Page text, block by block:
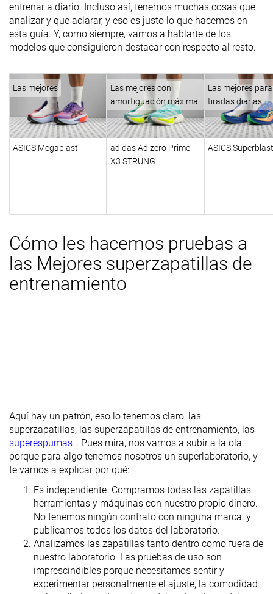
entrenar a diario. Incluso así, tenemos muchas cosas que
analizar y que aclarar, y eso es justo lo que hacemos en
esta guía. Y, como siempre, vamos a hablarte de los
modelos que consiguieron destacar con respecto al resto.
Las mejores
ASICS Megablast
Las mejores con
amortiguación máxima
adidas Adizero Prime
X3 STRUNG
Las mejores para
tiradas diarias
ASICS
Cómo les hacemos pruebas a
las Mejores superzapatillas de
entrenamiento
Aquí hay un patrón, eso lo tenemos claro: las
superzapatillas, las superzapatillas de entrenamiento, las
superespumas… Pues mira, nos vamos a subir a la ola,
porque para algo tenemos nosotros un superlaboratorio, y
te vamos a explicar por qué:
Es independiente. Compramos todas las zapatillas,
herramientas y máquinas con nuestro propio dinero.
No tenemos ningún contrato con ninguna marca, y
publicamos todos los datos del laboratorio.
Analizamos las zapatillas tanto dentro como fuera de
nuestro laboratorio. Las pruebas de uso son
imprescindibles porque necesitamos sentir y
experimentar personalmente el ajuste, la comodidad